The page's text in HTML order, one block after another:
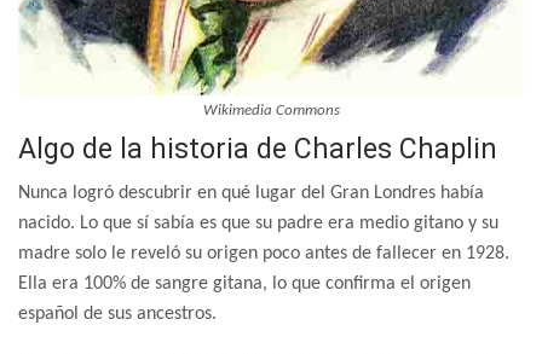
Wikimedia Commons
Algo de la historia de Charles Chaplin
Nunca logró descubrir en qué lugar del Gran Londres había
nacido. Lo que sí sabía es que su padre era medio gitano y su
madre solo le reveló su origen poco antes de fallecer en 1928.
Ella era 100% de sangre gitana, lo que confirma el origen
español de sus ancestros.